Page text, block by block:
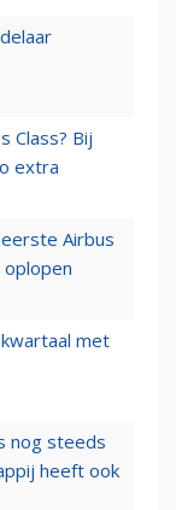
Class? Bij
extra
Airbus
met
nog steeds
heeft ook